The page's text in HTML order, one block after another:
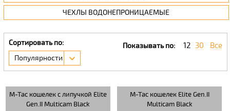
ЧЕХЛЫ ВОДОНЕПРОНИЦАЕМЫЕ
Сортировать по:
Популярности
Показывать по: 12 30 Все
M-Tac кошелек с липучкой Elite
Gen.II Multicam Black
M-Tac кошелек Elite Gen.II
Multicam Black